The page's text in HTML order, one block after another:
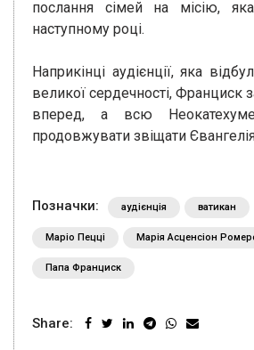
послання сімей на місію,
наступному році.
Наприкінці аудієнції, яка
великої сердечності, Франциск
вперед, а всю
продовжувати звіщати
Позначки: аудієнція ватикан
Маріо Пецці Марія Асценсіон
Папа Франциск
Share: